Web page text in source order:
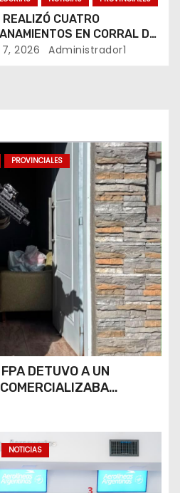
REALIZÓ CUATRO
EN CORRAL DE
IFFLINGER
2026 Administrador1
PROVINCIALES
DETUVO A UN
NOTICIAS